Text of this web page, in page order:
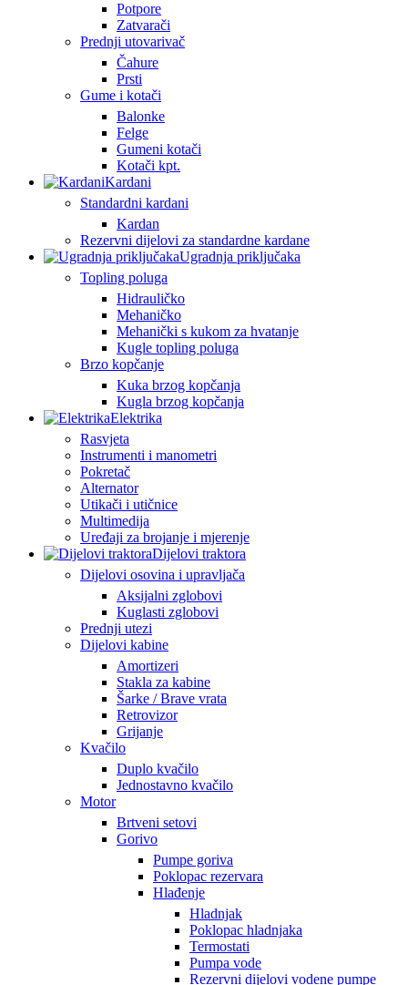
Potpore
Zatvarači
Prednji utovarivač
Čahure
Prsti
Gume i kotači
Balonke
Felge
Gumeni kotači
Kotači kpt.
Kardani
Standardni kardani
Kardan
Rezervni dijelovi za standardne kardane
Ugradnja priključaka
Topling poluga
Hidrauličko
Mehaničko
Mehanički s kukom za hvatanje
Kugle topling poluga
Brzo kopčanje
Kuka brzog kopčanja
Kugla brzog kopčanja
Elektrika
Rasvjeta
Instrumenti i manometri
Pokretač
Alternator
Utikači i utičnice
Multimedija
Uređaji za brojanje i mjerenje
Dijelovi traktora
Dijelovi osovina i upravljača
Aksijalni zglobovi
Kuglasti zglobovi
Prednji utezi
Dijelovi kabine
Amortizeri
Stakla za kabine
Šarke / Brave vrata
Retrovizor
Grijanje
Kvačilo
Duplo kvačilo
Jednostavno kvačilo
Motor
Brtveni setovi
Gorivo
Pumpe goriva
Poklopac rezervara
Hlađenje
Hladnjak
Poklopac hladnjaka
Termostati
Pumpa vode
Rezervni dijelovi vodene pumpe